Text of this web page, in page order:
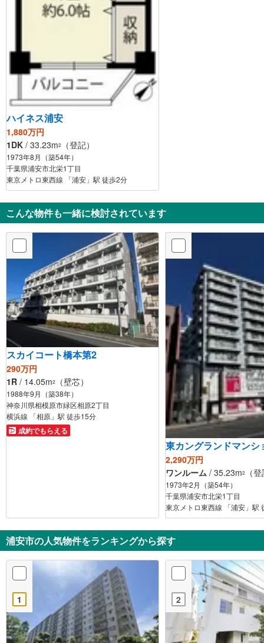
ハイネス浦安
1,880万円
1DK / 33.23m2 （登記）
1973年8月（築54年）
千葉県浦安市北栄1丁目
東京メトロ東西線 「浦安」駅 徒歩2分
こんな物件も一緒に検討されています
スカイコート橋本第2
290万円
1R / 14.05m2 （壁芯）
1988年9月（築38年）
神奈川県相模原市緑区相原2丁目
横浜線 「相原」駅 徒歩15分
成約でもらえる
東カングランドマンシ
2,290万円
ワンルーム / 35.23m2 （
1973年2月（築54年）
千葉県浦安市北栄1丁目
東京メトロ東西線 「浦安」駅
浦安市の人気物件をランキングから探す
1 2